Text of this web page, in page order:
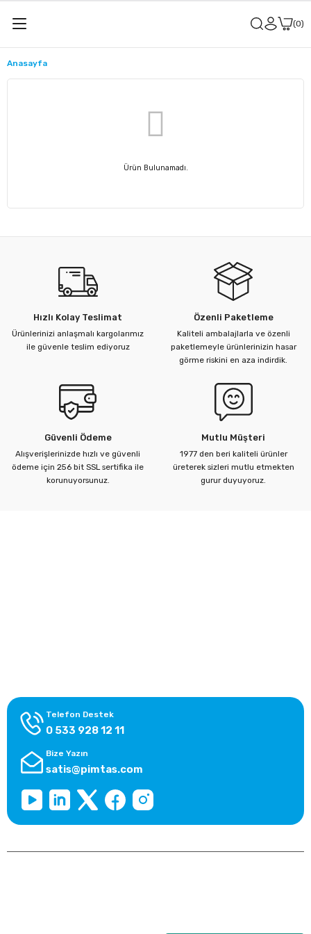
0
Anasayfa
Ürün Bulunamadı.
Hızlı Kolay Teslimat
Ürünlerinizi anlaşmalı kargolarımız
ile güvenle teslim ediyoruz
Özenli Paketleme
Kaliteli ambalajlarla ve özenli
paketlemeyle ürünlerinizin hasar
görme riskini en aza indirdik.
Güvenli Ödeme
Alışverişlerinizde hızlı ve güvenli
ödeme için 256 bit SSL sertifika ile
korunuyorsunuz.
Mutlu Müşteri
1977 den beri kaliteli ürünler
üreterek sizleri mutlu etmekten
gurur duyuyoruz.
Telefon Destek
0 533 928 12 11
Bize Yazın
satis@pimtas.com